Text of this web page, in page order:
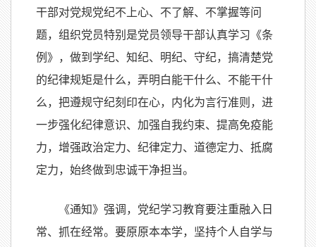
干部对党规党纪不上心、不了解、不掌握等问
题，组织党员特别是党员领导干部认真学习《条
例》，做到学纪、知纪、明纪、守纪，搞清楚党
的纪律规矩是什么，弄明白能干什么、不能干什
么，把遵规守纪刻印在心，内化为言行准则，进
一步强化纪律意识、加强自我约束、提高免疫能
力，增强政治定力、纪律定力、道德定力、抵腐
定力，始终做到忠诚干净担当。
《通知》强调，党纪学习教育要注重融入日
常、抓在经常。要原原本本学，坚持个人自学与